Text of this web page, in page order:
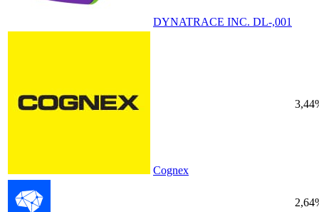
DYNATRACE INC. DL-,001
Cognex